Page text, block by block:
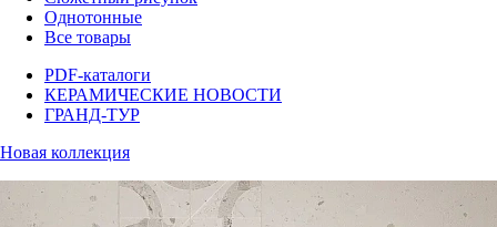
Однотонные
Все товары
PDF-каталоги
КЕРАМИЧЕСКИЕ НОВОСТИ
ГРАНД-ТУР
Новая коллекция